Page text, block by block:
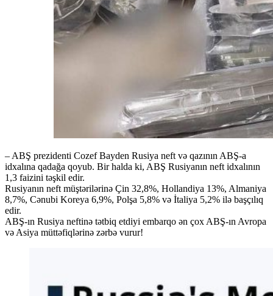
– ABŞ prezidenti Cozef Bayden Rusiya neft və qazının ABŞ-a
idxalına qadağa qoyub. Bir halda ki, ABŞ Rusiyanın neft idxalının
1,3 faizini təşkil edir.
Rusiyanın neft müştərilərinə Çin 32,8%, Hollandiya 13%, Almaniya
8,7%, Cənubi Koreya 6,9%, Polşa 5,8% və İtaliya 5,2% ilə başçılıq
edir.
ABŞ-ın Rusiya neftinə tətbiq etdiyi embarqo ən çox ABŞ-ın Avropa
və Asiya müttəfiqlərinə zərbə vurur!